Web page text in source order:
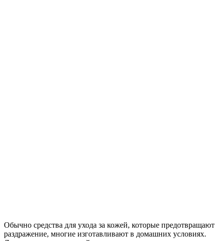
Обычно средства для ухода за кожей, которые предотвращают
раздражение, многие изготавливают в домашних условиях.